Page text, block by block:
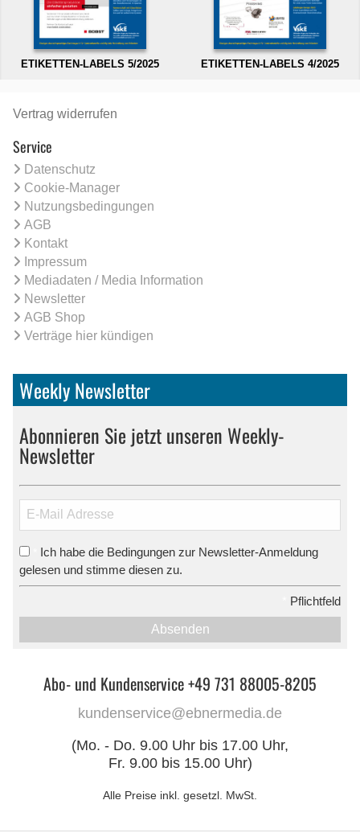
ETIKETTEN-LABELS 5/2025 ETIKETTEN-LABELS 4/2025
Vertrag widerrufen
Service
Datenschutz
Cookie-Manager
Nutzungsbedingungen
AGB
Kontakt
Impressum
Mediadaten / Media Information
Newsletter
AGB Shop
Verträge hier kündigen
Weekly Newsletter
Abonnieren Sie jetzt unseren Weekly-
Newsletter
Ich habe die Bedingungen zur Newsletter-Anmeldung
gelesen und stimme diesen zu.
Pflichtfeld
Absenden
Abo- und Kundenservice +49 731 88005-8205
kundenservice@ebnermedia.de
(Mo. - Do. 9.00 Uhr bis 17.00 Uhr,
Fr. 9.00 bis 15.00 Uhr)
Alle Preise inkl. gesetzl. MwSt.